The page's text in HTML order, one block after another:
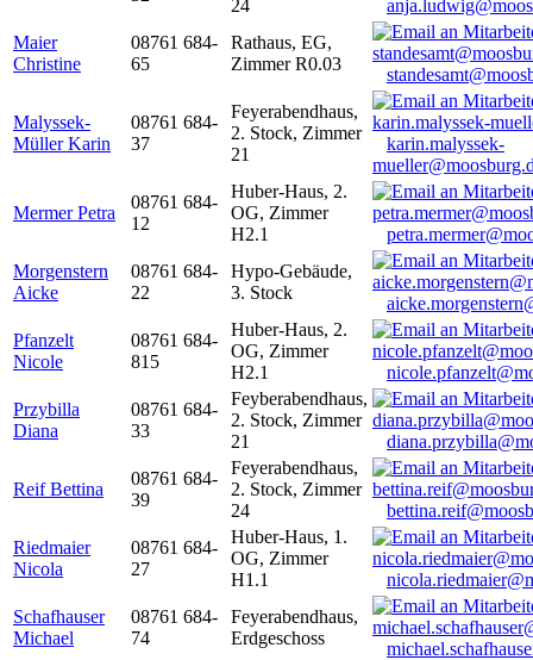
24
Maier
Christine
08761 684-
65
Rathaus, EG,
Zimmer R0.03
Malyssek-
Müller Karin
08761 684-
37
Feyerabendhaus,
2. Stock, Zimmer
21
karin.malyssek-
Mermer Petra
08761 684-
12
Huber-Haus, 2.
OG, Zimmer
H2.1
Morgenstern
Aicke
08761 684-
22
Hypo-Gebäude,
3. Stock
Pfanzelt
Nicole
08761 684-
815
Huber-Haus, 2.
OG, Zimmer
H2.1
Przybilla
Diana
08761 684-
33
Feyberabendhaus,
2. Stock, Zimmer
21
Reif Bettina
08761 684-
39
Feyerabendhaus,
2. Stock, Zimmer
24
Riedmaier
Nicola
08761 684-
27
Huber-Haus, 1.
OG, Zimmer
H1.1
Schafhauser
Michael
08761 684-
74
Feyerabendhaus,
Erdgeschoss